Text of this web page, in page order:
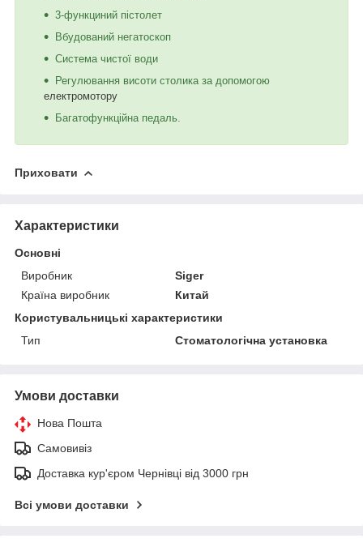
3-функциний пістолет
Вбудований негатоскоп
Система чистої води
Регулювання висоти столика за допомогою
електромотору
Багатофункційна педаль.
Приховати
Характеристики
Основні
Виробник
Siger
Країна виробник
Китай
Користувальницькі характеристики
Тип
Стоматологічна установка
Умови доставки
Нова Пошта
Самовивіз
Доставка кур'єром Чернівці від 3000 грн
Всі умови доставки